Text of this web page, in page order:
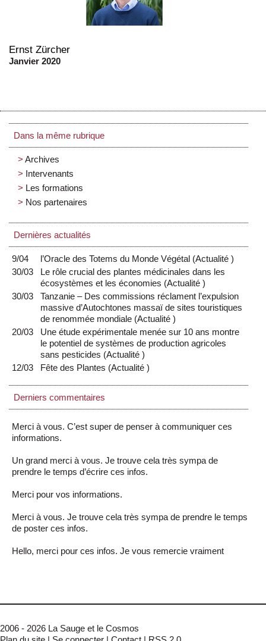
Ernst Zürcher
Janvier 2020
Dans la même rubrique
Archives
Intervenants
Les formations
Nos partenaires
Dernières actualités
9/04 l’Oracle des Totems du Monde Végétal (Actualité)
30/03
Le rôle crucial des plantes médicinales dans les
écosystèmes et les économies (Actualité)
30/03
Tanzanie – Des commissions réclament l’expulsion
massive d’Autochtones massaï de sites touristiques
de renommée mondiale (Actualité)
20/03
Une étude expérimentale menée sur 10 ans montre
le potentiel de systèmes de production agricoles
sans pesticides (Actualité)
12/03
Fête des Plantes (Actualité)
Derniers commentaires
Merci à vous. C’est super de penser à communiquer ces
informations.
Un grand merci à vous. Je trouve cela très sympa de
prendre le temps d’écrire ces infos.
Merci pour vos informations.
Merci à vous. Je trouve cela très sympa de prendre le temps
de poster ces infos.
Hello, merci pour ces infos. Je vous remercie vraiment
2006 - 2026 La Sauge et le Cosmos